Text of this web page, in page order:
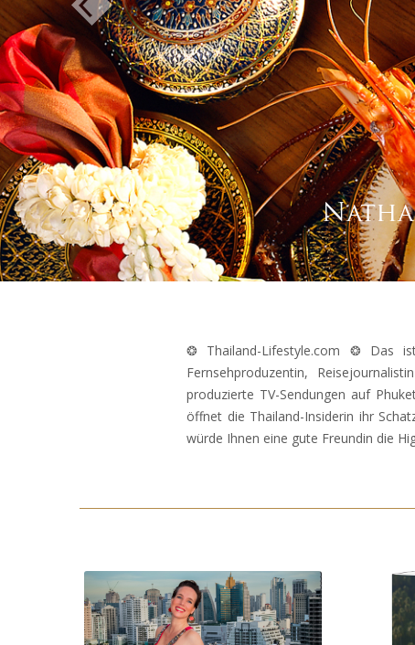
Previous
❂ Thailand-Lifestyle.com ❂ Das
Fernsehproduzentin,
produzierte TV-Sendungen auf
öffnet die Thailand-Insiderin ihr
würde Ihnen eine gute Freundin die